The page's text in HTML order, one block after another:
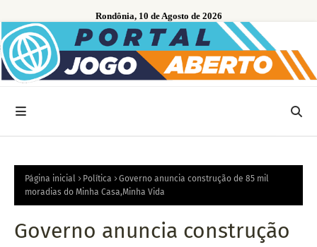
Rondônia, 10 de Agosto de 2026
Página inicial Política
Governo anuncia construção de 85 mil
moradias do Minha Casa,Minha Vida
Governo anuncia construção